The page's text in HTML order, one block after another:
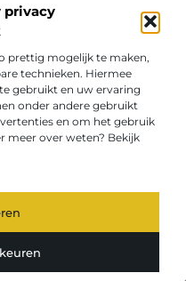
privacy
prettig mogelijk te maken,
technieken. Hiermee
gebruikt en uw ervaring
onder andere gebruikt
en om het gebruik
meer over weten? Bekijk
zonnepanelen bij
i.v.m. het plaatsen
van Soloya.be